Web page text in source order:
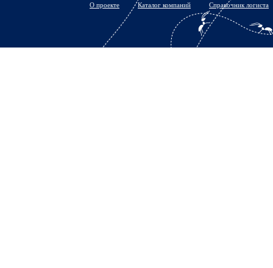
О проекте Каталог компаний Справочник логиста